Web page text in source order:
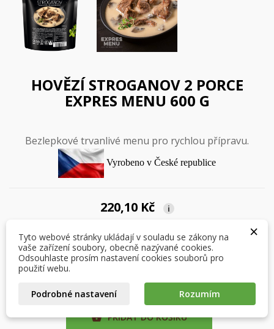
HOVĚZÍ STROGANOV 2 PORCE
EXPRES MENU 600 G
Bezlepkové trvanlivé menu pro rychlou přípravu.
Vyrobeno v České republice
220,10 Kč i
Počet
 PŘIDAT DO KOŠÍKU
Můj seznam přání
add_circle_outline Vytvořit nový seznam
Vytvořit seznam přání
Název seznamu přání
Zrušit Vytvořit seznam přání
Přihlásit se
Musíte být přihlášen, abyste si mohli výrobky uložit do
svého seznamu přání.
Přihlásit se
×
Tyto webové stránky ukládají v souladu se zákony na
vaše zařízení soubory, obecně nazývané cookies.
Odsouhlaste prosím nastavení cookies souborů pro
použití webu.
Podrobné nastavení Rozumím